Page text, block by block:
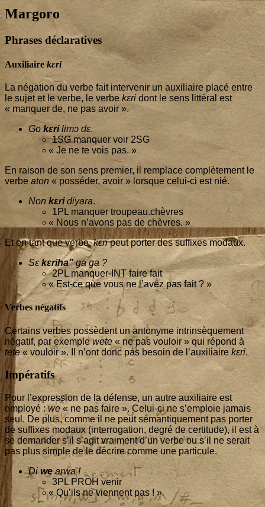
Margoro
Phrases déclaratives
Auxiliaire kɛri
La néga­tion du verbe fait inter­ve­nir un auxi­liaire pla­cé entre
le sujet et le verbe, le verbe kɛri dont le sens lit­té­ral est
« man­quer de, ne pas avoir ».
Go kɛrilimɔ dɛ.
1SG man­quer voir 2SG
« Je ne te vois pas. »
En rai­son de son sens pre­mier, il rem­place com­plè­te­ment le
verbe aton « pos­sé­der, avoir » lorsque celui-ci est nié.
Non kɛridiya­ra.
1PL man­quer troupeau.chèvres
« Nous n’a­vons pas de chèvres. »
Et en tant que verbe,kɛripeut por­ter des suf­fixes modaux.
Sɛ kɛri­ha”ga ga ?
2PL man­quer-INT faire fait
«Est-ce que vous ne l’a­vez pas fait ? »
Verbes négatifs
Cer­tains verbes pos­sèdent un anto­nyme intrin­sè­que­ment
néga­tif, par exemplewete « ne pas vou­loir » qui répond à
tete« vou­loir ». Il n’ont donc pas besoin de l’auxi­liaire kɛri.
Impératifs
Pour l’ex­pres­sion de la défense, un autre auxi­liaire est
employé : we « ne pas faire ». Celui-ci ne s’emploie jamais
seul. De plus, comme il ne peut séman­ti­que­ment pas por­ter
de suf­fixes modaux (inter­ro­ga­tion, degré de cer­ti­tude), il est à
se deman­der s’il s’a­git vrai­ment d’un verbe ou s’il ne serait
pas plus simple de le décrire comme une particule.
Diwearwa !
3PL PROH venir
«Qu’ils ne viennent pas ! »